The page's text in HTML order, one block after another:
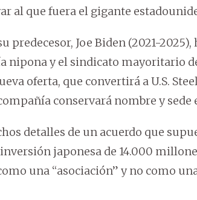
al que fuera el gigante
predecesor, Joe Biden (2021-
nipona y el sindicato mayoritario
oferta, que convertirá a U.S.
conservará nombre y sede
detalles de un acuerdo que
japonesa de 14.000
una “asociación” y no como